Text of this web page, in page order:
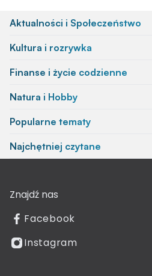
Aktualności i Społeczeństwo
Kultura i rozrywka
Finanse i życie codzienne
Natura i Hobby
Popularne tematy
Najchętniej czytane
Znajdź nas
Facebook
Instagram